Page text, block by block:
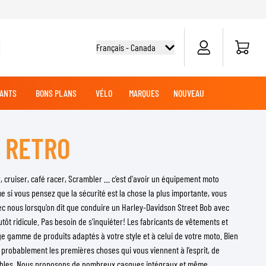
Français - Canada Panier
AVENTURE
PANTALONS MX
SLIDERS GENOUX ET COUDES
LUBRIFIANTS MOTO
BONS PLANS VÉLO MARQUES NOUVEAU
café racer, Scrambler … c’est d'avoir un équipement moto
si vous pensez que la sécurité est la chose la plus importante, vous
nous lorsqu’on dit que conduire un Harley-Davidson Street Bob avec
ridicule. Pas besoin de s'inquiéter! Les fabricants de vêtements et
gamme de produits adaptés à votre style et à celui de votre moto. Bien
les premières choses qui vous viennent à l’esprit, de